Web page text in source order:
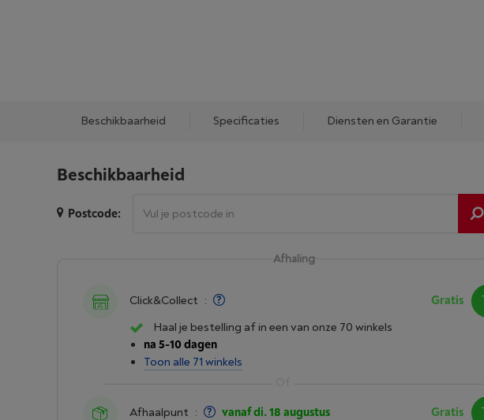
Beschikbaarheid Specificaties Diensten en Garantie
Beschikbaarheid
Postcode:
Afhaling
Click&Collect :
Gratis
Haal je bestelling af in een van onze 70 winkels
na 5-10 dagen
Toon alle 71 winkels
Afhaalpunt : vanaf di. 18 augustus Gratis